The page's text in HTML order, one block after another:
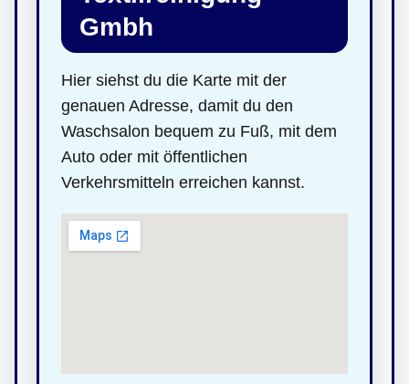
Gmbh
Hier siehst du die Karte mit der
genauen Adresse, damit du den
Waschsalon bequem zu Fuß, mit dem
Auto oder mit öffentlichen
Verkehrsmitteln erreichen kannst.